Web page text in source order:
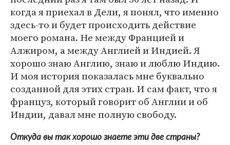
когда я приехал в Дели, я понял, что именно
здесь-то и будет происходить действие
моего романа. Не между Францией и
Алжиром, а между Англией и Индией. Я
хорошо знаю Англию, знаю и люблю Индию.
И моя история показалась мне буквально
созданной для этих стран. И сам факт, что я
француз, который говорит об Англии и об
Индии, давал мне полную свободу.
Откуда вы так хорошо знаете эти две страны?